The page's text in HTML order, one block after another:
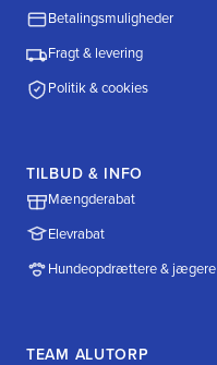
Betalingsmuligheder
Fragt & levering
Politik & cookies
TILBUD & INFO
Mængderabat
Elevrabat
Hundeopdrættere & jægere
TEAM ALUTORP